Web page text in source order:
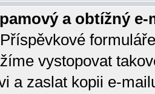
a obtížný
vystopovat
a zaslat kopii e-